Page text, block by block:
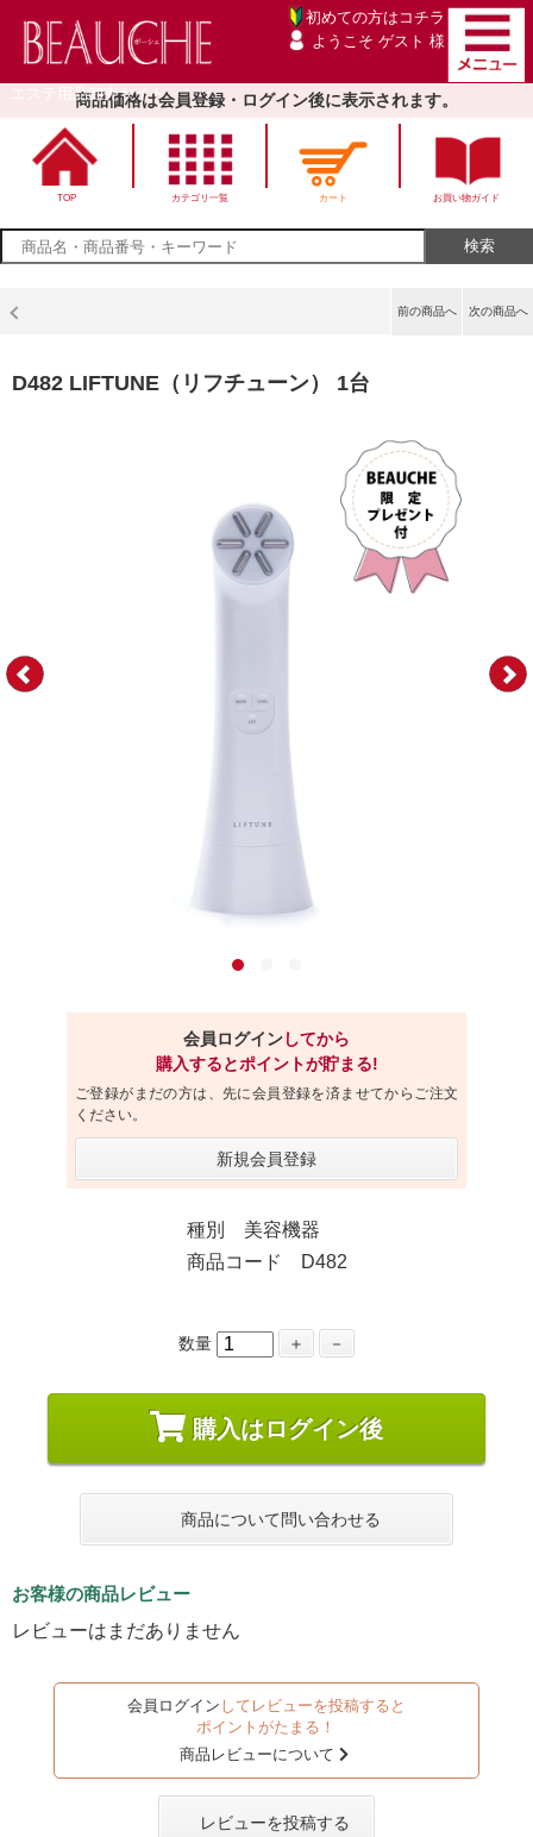
エステ用品卸売サイト
初めての方は コチラ
ようこそ ゲスト 様
商品価格は会員登録・ログイン後に表示されます。
TOP カテゴリ一覧 カート お買い物ガイド
次の商品へ
前の商品へ
D482 LIFTUNE（リフチューン） 1台
会員ログインしてから
購入するとポイントが貯まる!
ご登録がまだの方は、先に会員登録を済ませてからご注文
ください。
新規会員登録
種別 美容機器
商品コード D482
数量 ＋ －
購入はログイン後
商品について問い合わせる
お客様の商品レビュー
レビューはまだありません
会員ログイン してレビューを投稿すると
ポイントがたまる！
商品レビューについて
レビューを投稿する